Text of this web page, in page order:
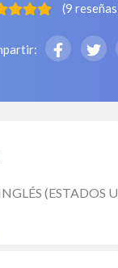
(9 reseñas
(ESTADOS